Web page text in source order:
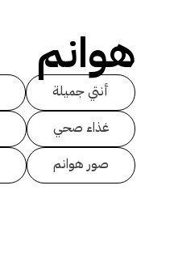
هوانم
أنتي جميلة
غذاء صحي
صور هوانم